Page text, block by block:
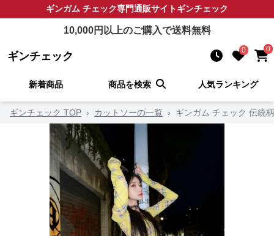
ギンガム チェック専門通販サイトギンチェック
10,000円以上のご購入で送料無料
ギンチェック 0 0
新着商品 商品を検索 人気ランキング
ギンチェック TOP › カットソーの一覧 › ギンガム チェック 伝統